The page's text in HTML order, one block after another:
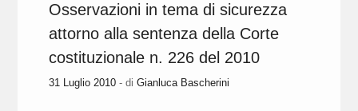
Osservazioni in tema di sicurezza
attorno alla sentenza della Corte
costituzionale n. 226 del 2010
31 Luglio 2010 - di Gianluca Bascherini